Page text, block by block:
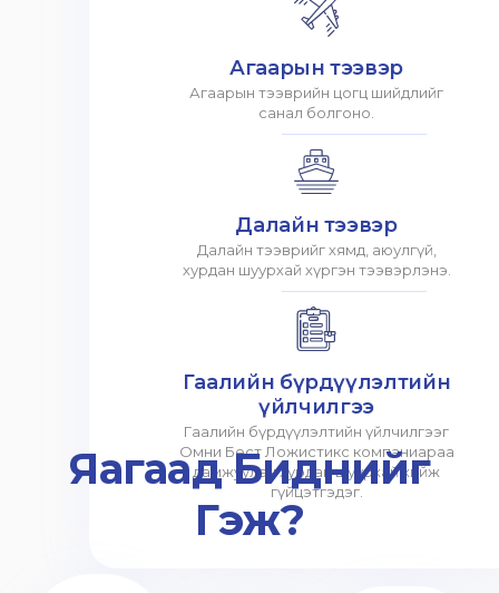
Агаарын тээвэр
Агаарын тээврийн цогц шийдлийг
санал болгоно.
Далайн тээвэр
Далайн тээврийг хямд, аюулгүй,
хурдан шуурхай хүргэн тээвэрлэнэ.
Гаалийн бүрдүүлэлтийн
үйлчилгээ
Гаалийн бүрдүүлэлтийн үйлчилгээг
Омни Бест Ложистикс компаниараа
дамжуулан хурдан шуурхай хийж
гүйцэтгэдэг.
Яагаад Биднийг
Гэж?